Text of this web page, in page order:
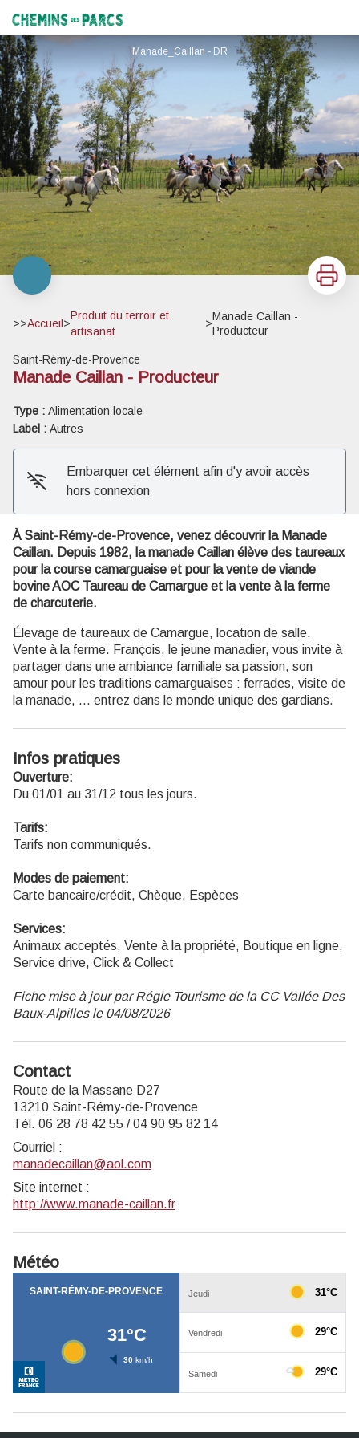
Chemins des Parcs
Manade_Caillan - DR
Imprimer
>>Accueil>
Produit du terroir et
artisanat
>
Manade Caillan -
Producteur
Saint-Rémy-de-Provence
Manade Caillan - Producteur
Type : Alimentation locale
Label : Autres
Embarquer cet élément afin d'y avoir accès
hors connexion
À Saint-Rémy-de-Provence, venez découvrir la Manade
Caillan. Depuis 1982, la manade Caillan élève des taureaux
pour la course camarguaise et pour la vente de viande
bovine AOC Taureau de Camargue et la vente à la ferme
de charcuterie.
Élevage de taureaux de Camargue, location de salle.
Vente à la ferme. François, le jeune manadier, vous invite à
partager dans une ambiance familiale sa passion, son
amour pour les traditions camarguaises : ferrades, visite de
la manade, ... entrez dans le monde unique des gardians.
Infos pratiques
Ouverture:
Du 01/01 au 31/12 tous les jours.
Tarifs:
Tarifs non communiqués.
Modes de paiement:
Carte bancaire/crédit, Chèque, Espèces
Services:
Animaux acceptés, Vente à la propriété, Boutique en ligne,
Service drive, Click & Collect
Fiche mise à jour par Régie Tourisme de la CC Vallée Des
Baux-Alpilles le 04/08/2026
Contact
Route de la Massane D27
13210 Saint-Rémy-de-Provence
Tél. 06 28 78 42 55 / 04 90 95 82 14
Courriel :
manadecaillan@aol.com
Site internet :
http://www.manade-caillan.fr
Météo